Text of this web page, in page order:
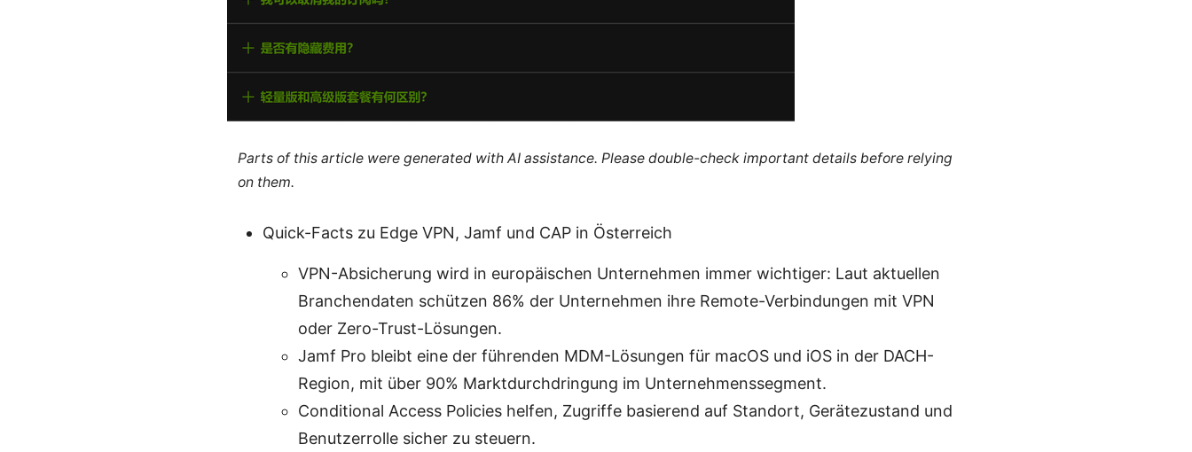
Parts of this article were generated with AI assistance. Please double-check important details before relying
on them.
Quick-Facts zu Edge VPN, Jamf und CAP in Österreich
VPN-Absicherung wird in europäischen Unternehmen immer wichtiger: Laut aktuellen
Branchendaten schützen 86% der Unternehmen ihre Remote-Verbindungen mit VPN
oder Zero-Trust-Lösungen.
Jamf Pro bleibt eine der führenden MDM-Lösungen für macOS und iOS in der DACH-
Region, mit über 90% Marktdurchdringung im Unternehmenssegment.
Conditional Access Policies helfen, Zugriffe basierend auf Standort, Gerätezustand und
Benutzerrolle sicher zu steuern.